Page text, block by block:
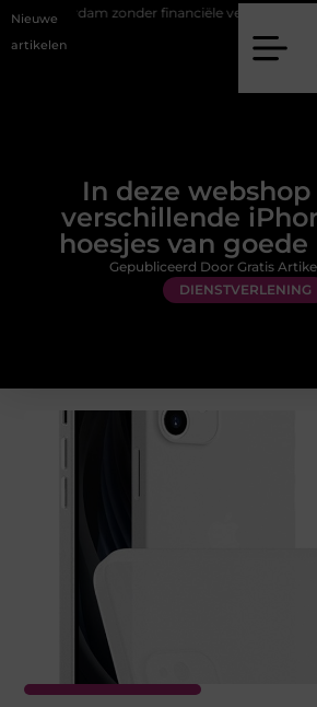
Nieuwe
artikelen
zonder financiële verrassingen
In deze
verschillende
hoesjes van
DIENSTVERLENING
Gepubliceerd Door Gratis